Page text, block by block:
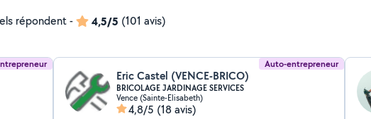
répondent- 4,5/5 (101 avis)
Auto-entrepreneur
Eric Castel (VENCE-BRICO)
BRICOLAGE JARDINAGE SERVICES
Vence (Sainte-Elisabeth)
4,8/5 (18 avis)